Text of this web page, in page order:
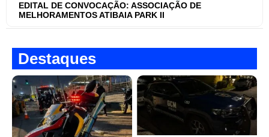
EDITAL DE CONVOCAÇÃO: ASSOCIAÇÃO DE
MELHORAMENTOS ATIBAIA PARK II
Destaques